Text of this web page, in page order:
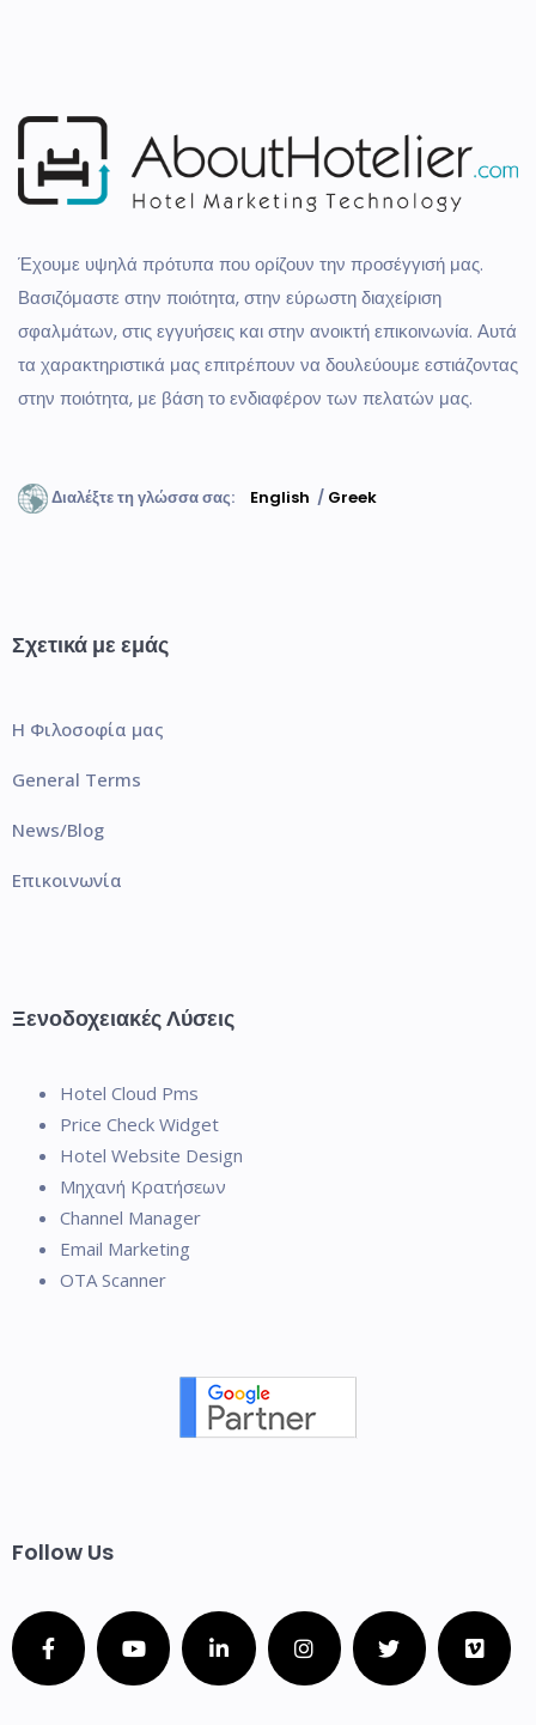
Έχουμε υψηλά πρότυπα που ορίζουν την προσέγγισή μας.
Βασιζόμαστε στην ποιότητα, στην εύρωστη διαχείριση
σφαλμάτων, στις εγγυήσεις και στην ανοικτή επικοινωνία. Αυτά
τα χαρακτηριστικά μας επιτρέπουν να δουλεύουμε εστιάζοντας
στην ποιότητα, με βάση το ενδιαφέρον των πελατών μας.
Διαλέξτε τη γλώσσα σας: English / Greek
Σχετικά με εμάς
Η Φιλοσοφία μας
General Terms
News/Blog
Επικοινωνία
Ξενοδοχειακές Λύσεις
Hotel Cloud Pms
Price Check Widget
Hotel Website Design
Μηχανή Κρατήσεων
Channel Manager
Email Marketing
OTA Scanner
Follow Us